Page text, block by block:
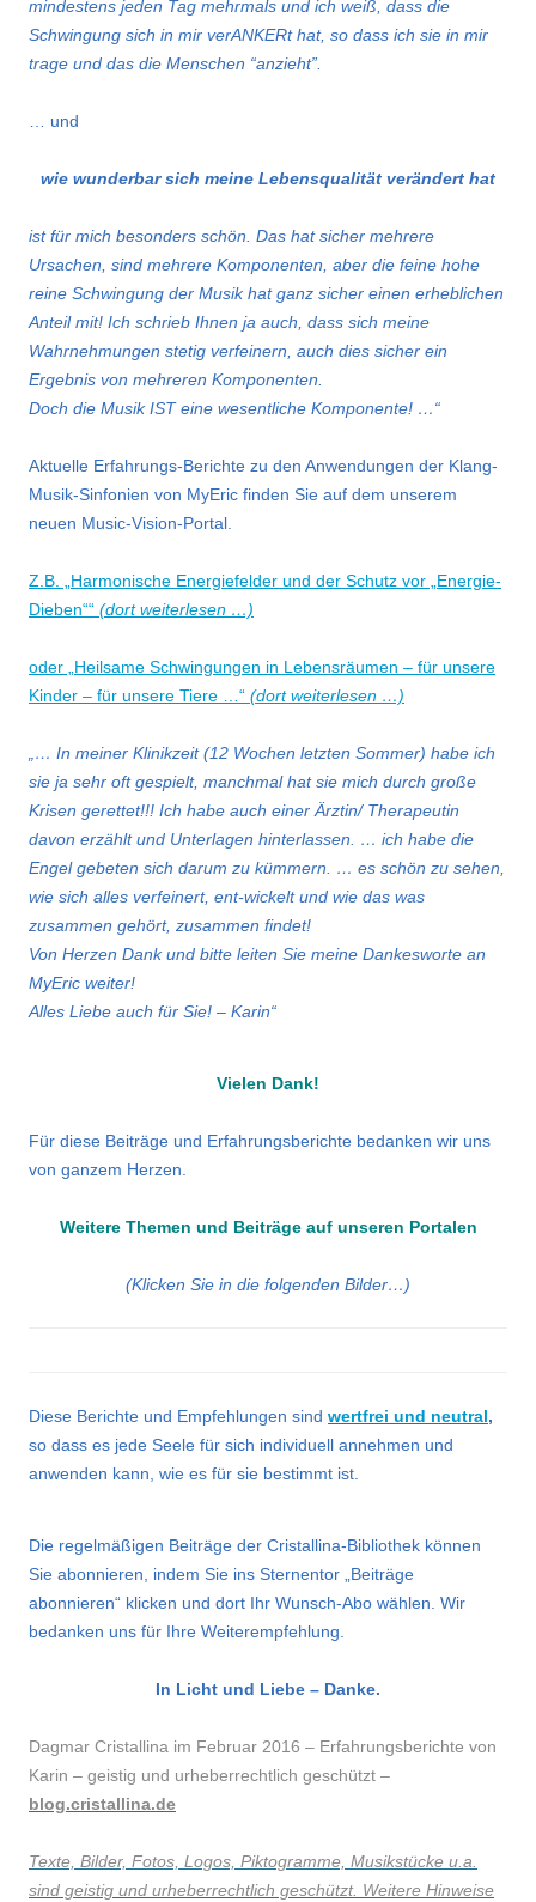
mindestens jeden Tag mehrmals und ich weiß, dass die
Schwingung sich in mir verANKERt hat, so dass ich sie in mir
trage und das die Menschen “anzieht”.
… und
wie wunderbar sich meine Lebensqualität verändert hat
ist für mich besonders schön. Das hat sicher mehrere
Ursachen, sind mehrere Komponenten, aber die feine hohe
reine Schwingung der Musik hat ganz sicher einen erheblichen
Anteil mit! Ich schrieb Ihnen ja auch, dass sich meine
Wahrnehmungen stetig verfeinern, auch dies sicher ein
Ergebnis von mehreren Komponenten.
Doch die Musik IST eine wesentliche Komponente! …“
Aktuelle Erfahrungs-Berichte zu den Anwendungen der Klang-
Musik-Sinfonien von MyEric finden Sie auf dem unserem
neuen Music-Vision-Portal.
Z.B. „Harmonische Energiefelder und der Schutz vor „Energie-
Dieben““ (dort weiterlesen …)
oder „Heilsame Schwingungen in Lebensräumen – für unsere
Kinder – für unsere Tiere …“ (dort weiterlesen …)
„… In meiner Klinikzeit (12 Wochen letzten Sommer) habe ich
sie ja sehr oft gespielt, manchmal hat sie mich durch große
Krisen gerettet!!! Ich habe auch einer Ärztin/ Therapeutin
davon erzählt und Unterlagen hinterlassen. … ich habe die
Engel gebeten sich darum zu kümmern. … es schön zu sehen,
wie sich alles verfeinert, ent-wickelt und wie das was
zusammen gehört, zusammen findet!
Von Herzen Dank und bitte leiten Sie meine Dankesworte an
MyEric weiter!
Alles Liebe auch für Sie! – Karin“
Vielen Dank!
Für diese Beiträge und Erfahrungsberichte bedanken wir uns
von ganzem Herzen.
Weitere Themen und Beiträge auf unseren Portalen
(Klicken Sie in die folgenden Bilder…)
Diese Berichte und Empfehlungen sind wertfrei und neutral,
so dass es jede Seele für sich individuell annehmen und
anwenden kann, wie es für sie bestimmt ist.
Die regelmäßigen Beiträge der Cristallina-Bibliothek können
Sie abonnieren, indem Sie ins Sternentor „Beiträge
abonnieren“ klicken und dort Ihr Wunsch-Abo wählen. Wir
bedanken uns für Ihre Weiterempfehlung.
In Licht und Liebe – Danke.
Dagmar Cristallina im Februar 2016 – Erfahrungsberichte von
Karin – geistig und urheberrechtlich geschützt –
blog.cristallina.de
Texte, Bilder, Fotos, Logos, Piktogramme, Musikstücke u.a.
sind geistig und urheberrechtlich geschützt. Weitere Hinweise